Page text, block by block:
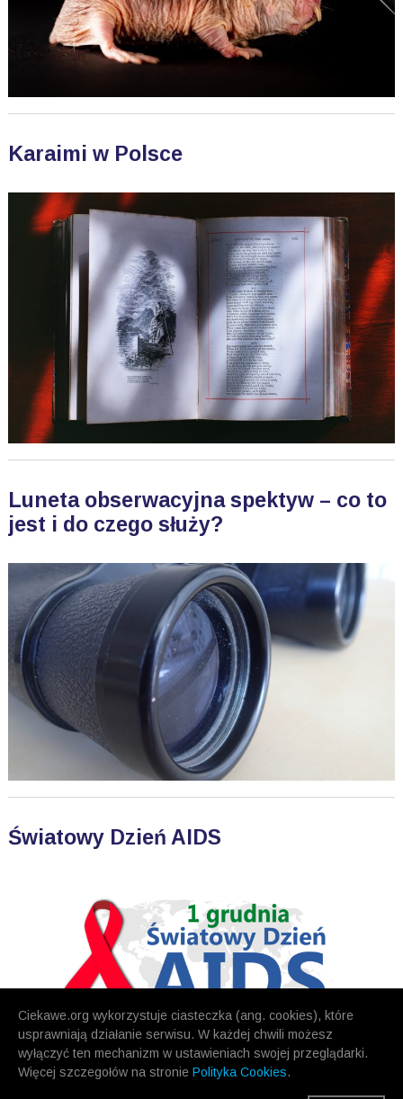
Ciekawe.org wykorzystuje ciasteczka (ang. cookies), które
usprawniają działanie serwisu. W każdej chwili możesz
wyłączyć ten mechanizm w ustawieniach swojej przeglądarki.
Więcej szczegołów na stronie Polityka Cookies.
Karaimi w Polsce
Luneta obserwacyjna spektyw – co to
jest i do czego służy?
Światowy Dzień AIDS